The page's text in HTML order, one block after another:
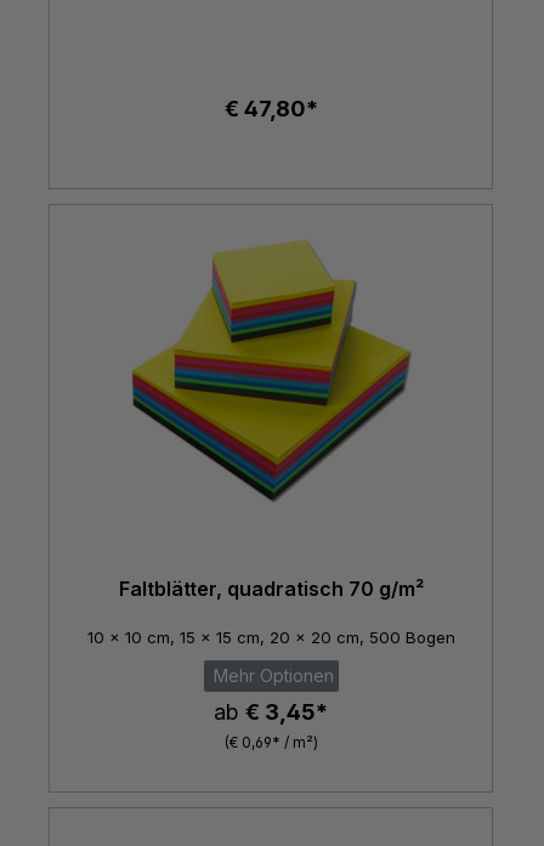
€ 47,80*
Faltblätter, quadratisch 70 g/m²
10 x 10 cm, 15 x 15 cm, 20 x 20 cm, 500 Bogen
Mehr Optionen
ab € 3,45*
(€ 0,69* / m²)